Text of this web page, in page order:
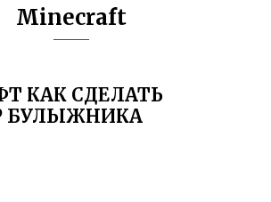
Minecraft
КАК СДЕЛАТЬ
БУЛЫЖНИКА